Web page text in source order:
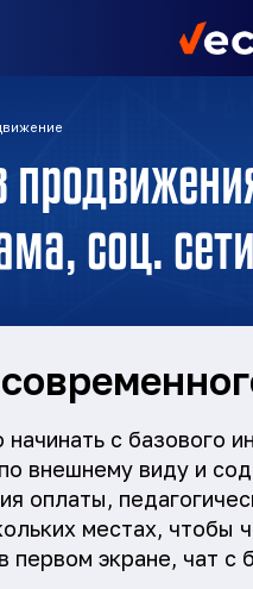
соц. сети
с базового
внешнему виду и
оплаты,
местах, чтобы
первом экране, чат с